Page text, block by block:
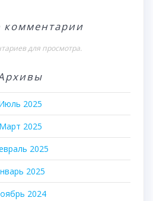
комментарии
для просмотра.
2025
Март 2025
2025
2025
2024